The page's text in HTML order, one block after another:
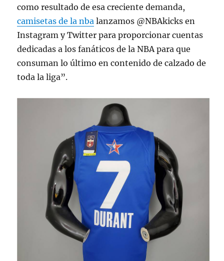
como resultado de esa creciente demanda,
camisetas de la nba lanzamos @NBAkicks en
Instagram y Twitter para proporcionar cuentas
dedicadas a los fanáticos de la NBA para que
consuman lo último en contenido de calzado de
toda la liga”.